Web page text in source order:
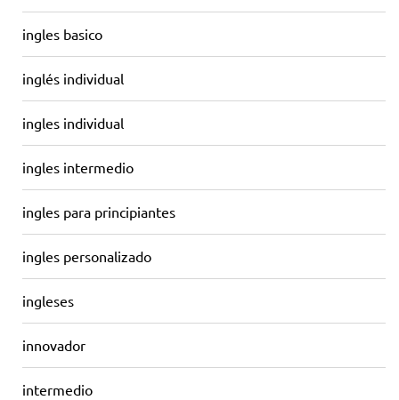
ingles basico
inglés individual
ingles individual
ingles intermedio
ingles para principiantes
ingles personalizado
ingleses
innovador
intermedio